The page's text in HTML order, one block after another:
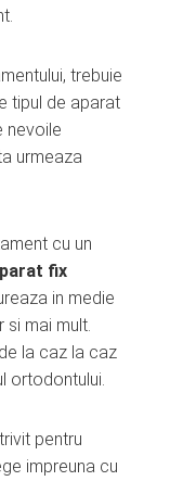
trebuie
tipul de aparat
nevoile
urmeaza
cu un
fix
in medie
si mai mult.
la caz la caz
ortodontului.
pentru
impreuna cu